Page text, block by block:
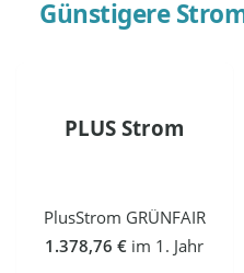
Günstigere
PLUS Strom
PlusStrom GRÜNFAIR
1.378,76 € im 1. Jahr